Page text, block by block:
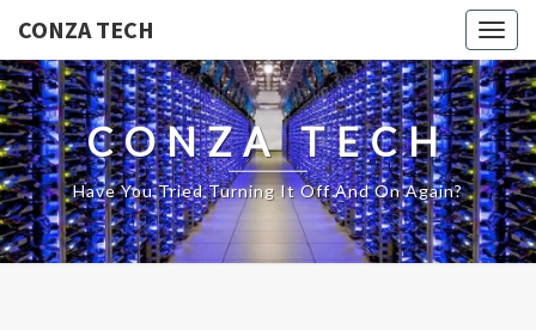
CONZA TECH
CONZA TECH
Have You Tried Turning It Off And On Again?